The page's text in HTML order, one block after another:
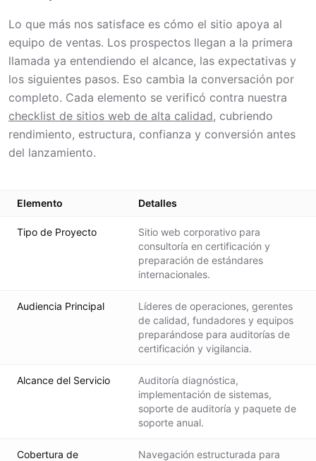
Lo que más nos satisface es cómo el sitio apoya al
equipo de ventas. Los prospectos llegan a la primera
llamada ya entendiendo el alcance, las expectativas y
los siguientes pasos. Eso cambia la conversación por
completo. Cada elemento se verificó contra nuestra
checklist de sitios web de alta calidad, cubriendo
rendimiento, estructura, confianza y conversión antes
del lanzamiento.
Elemento Detalles
Tipo de Proyecto
Sitio web corporativo para
consultoría en certificación y
preparación de estándares
internacionales.
Audiencia Principal
Líderes de operaciones, gerentes
de calidad, fundadores y equipos
preparándose para auditorías de
certificación y vigilancia.
Alcance del Servicio
Auditoría diagnóstica,
implementación de sistemas,
soporte de auditoría y paquete de
soporte anual.
Cobertura de
Navegación estructurada para